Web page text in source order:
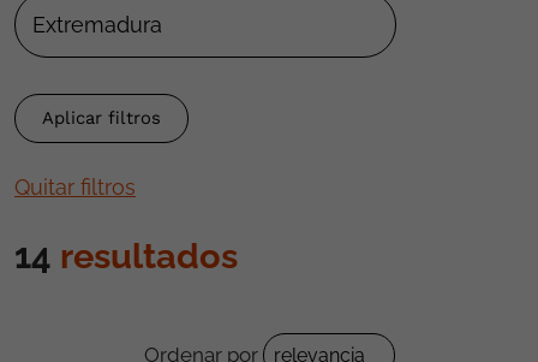
Quitar filtros
14 resultados
Ordenar por